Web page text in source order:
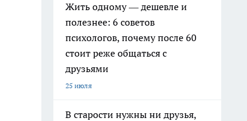
Жить одному — дешевле и
полезнее: 6 советов
психологов, почему после 60
стоит реже общаться с
друзьями
25 июля
В старости нужны ни друзья,